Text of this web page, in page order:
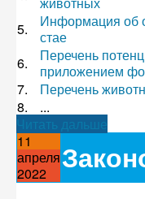
5.
Информация об
стае
6.
Перечень
приложением
7.
Перечень
8.
...
Читать дальше
11
апреля
2022